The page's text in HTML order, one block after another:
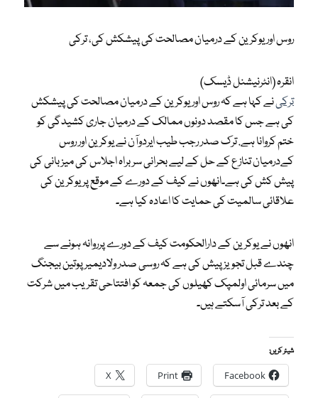
روس اور یوکرین کے درمیان مصالحت کی پیشکش کی، ترکی
انقرہ (انٹرنیشنل ڈیسک)
ترکینے کہا ہے کہ روس اور یوکرین کے درمیان مصالحت کی پیشکش
کی ہے جس کا مقصد دونوں ممالک کے درمیان جاری کشیدگی کو
ختم کروانا ہے. ترک صدر رجب طیب ایردوآن نے یوکرین اور روس
کےدرمیان تنازع کے حل کے لیے بحرانی سربراہ اجلاس کی میزبانی کی
پیش کش کی ہے۔انھوں نے کیف کے دورے کے موقع پر یوکرین کی
علاقائی سالمیت کی حمایت کا اعادہ کیا ہے۔
انھوں نے یوکرین کے دارالحکومت کیف کے دورے پرروانہ ہونے سے
چندے قبل تجویز پیش کی ہے کہ روسی صدر ولادیمیرپوتین بیجنگ
میں سرمائی اولمپک کھیلوں کی جمعہ کو افتتاحی تقریب میں شرکت
کے بعد ترکی آسکتے ہیں۔
شیئر کریں:
Facebook
Print
X